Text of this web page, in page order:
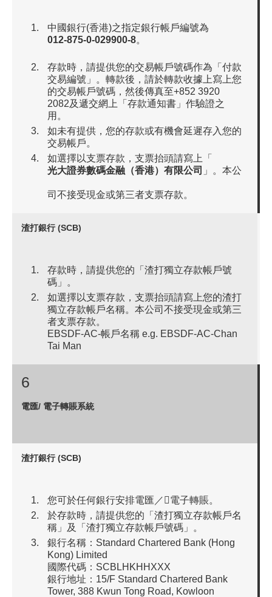
中國銀行(香港)之指定銀行帳戶編號為
012-875-0-029900-8。
存款時，請提供您的交易帳戶號碼作為「付款
交易編號」。轉款後，請於轉款收據上寫上您
的交易帳戶號碼，然後傳真至+852 3920
2082及遞交網上「存款通知書」作驗證之
用。
如未有提供，您的存款或有機會延遲存入您的
交易帳戶。
如選擇以支票存款，支票抬頭請寫上「
光大證券數碼金融（香港）有限公司 」。本公
司不接受現金或第三者支票存款。
渣打銀行 (SCB)
存款時，請提供您的「渣打獨立存款帳戶號
碼」。
如選擇以支票存款，支票抬頭請寫上您的渣打
獨立存款帳戶名稱。本公司不接受現金或第三
者支票存款。
EBSDF-AC-帳戶名稱 e.g. EBSDF-AC-Chan
Tai Man
6
電匯/ 電子轉賬系統
渣打銀行 (SCB)
您可於任何銀行安排電匯／電子轉賬。
於存款時，請提供您的「渣打獨立存款帳戶名
稱」及「渣打獨立存款帳戶號碼」。
銀行名稱：Standard Chartered Bank (Hong
Kong) Limited
國際代碼：SCBLHKHHXXX
銀行地址：15/F Standard Chartered Bank
Tower, 388 Kwun Tong Road, Kowloon